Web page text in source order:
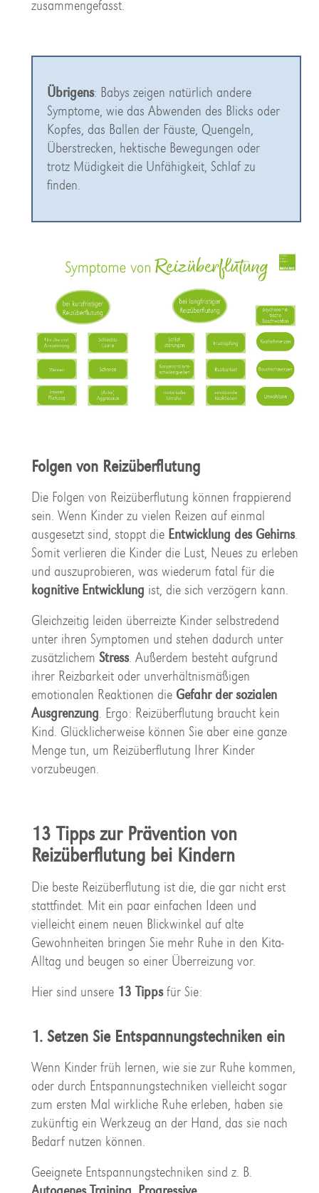
zusammengefasst.
Übrigens: Babys zeigen natürlich andere
Symptome, wie das Abwenden des Blicks oder
Kopfes, das Ballen der Fäuste, Quengeln,
Überstrecken, hektische Bewegungen oder
trotz Müdigkeit die Unfähigkeit, Schlaf zu
finden.
Folgen von Reizüberflutung
Die Folgen von Reizüberflutung können frappierend
sein. Wenn Kinder zu vielen Reizen auf einmal
ausgesetzt sind, stoppt die Entwicklung des Gehirns.
Somit verlieren die Kinder die Lust, Neues zu erleben
und auszuprobieren, was wiederum fatal für die
kognitive Entwicklung ist, die sich verzögern kann.
Gleichzeitig leiden überreizte Kinder selbstredend
unter ihren Symptomen und stehen dadurch unter
zusätzlichem Stress. Außerdem besteht aufgrund
ihrer Reizbarkeit oder unverhältnismäßigen
emotionalen Reaktionen die Gefahr der sozialen
Ausgrenzung. Ergo: Reizüberflutung braucht kein
Kind. Glücklicherweise können Sie aber eine ganze
Menge tun, um Reizüberflutung Ihrer Kinder
vorzubeugen.
13 Tipps zur Prävention von
Reizüberflutung bei Kindern
Die beste Reizüberflutung ist die, die gar nicht erst
stattfindet. Mit ein paar einfachen Ideen und
vielleicht einem neuen Blickwinkel auf alte
Gewohnheiten bringen Sie mehr Ruhe in den Kita-
Alltag und beugen so einer Überreizung vor.
Hier sind unsere 13 Tippsfür Sie:
1. Setzen Sie Entspannungstechniken ein
Wenn Kinder früh lernen, wie sie zur Ruhe kommen,
oder durch Entspannungstechniken vielleicht sogar
zum ersten Mal wirkliche Ruhe erleben, haben sie
zukünftig ein Werkzeug an der Hand, das sie nach
Bedarf nutzen können.
Geeignete Entspannungstechniken sind z. B.